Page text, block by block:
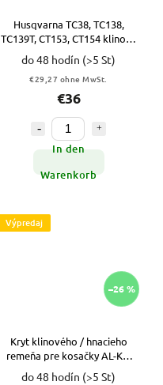
Husqvarna TC38, TC138,
TC139T, CT153, CT154 klinový
remeň 439726
do 48 hodín (>5 St)
€29,27 ohne MwSt.
€36
In den
Warenkorb
Výpredaj
–26 %
Kryt klinového / hnacieho
remeňa pre kosačky AL-KO
VYPR
do 48 hodín (>5 St)